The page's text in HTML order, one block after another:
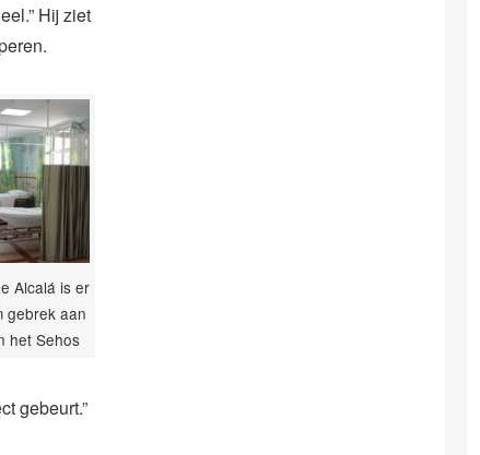
Hij ziet
Alcalá is er
gebrek aan
het Sehos
gebeurt.”